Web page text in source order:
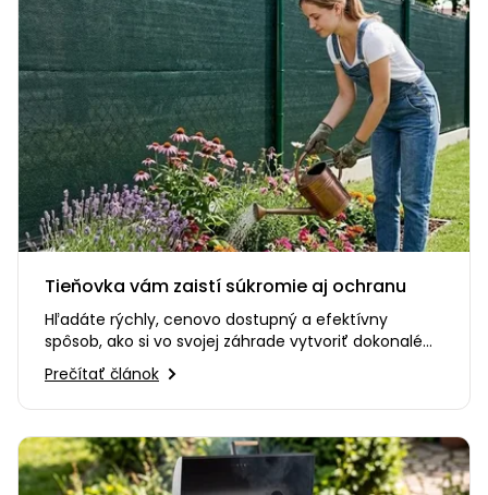
Tieňovka vám zaistí súkromie aj ochranu
Hľadáte rýchly, cenovo dostupný a efektívny
spôsob, ako si vo svojej záhrade vytvoriť dokonalé
súkromie? Alebo…
Prečítať článok